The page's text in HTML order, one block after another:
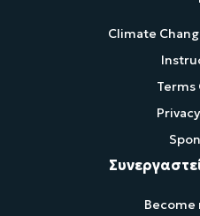
Climate
Terms